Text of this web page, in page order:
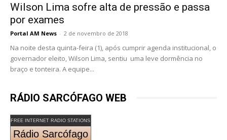
Wilson Lima sofre alta de pressão e passa
por exames
Portal AM News - 2 de novembro de 2018
Na noite desta quinta-feira (1), após cumprir agenda institucional, o
governador eleito, Wilson Lima, sentiu uma leve dormência no
braço e tonteira. A equipe...
RÁDIO SARCÓFAGO WEB
FREE INTERNET RADIO STATIONS
Rádio Sarcófago